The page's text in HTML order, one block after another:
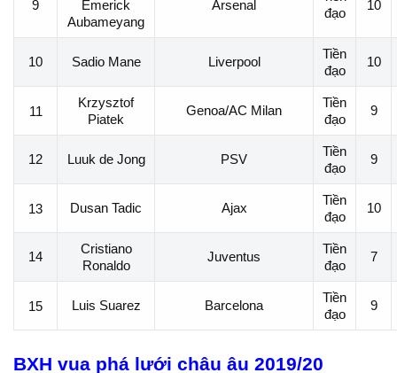
9
Emerick
Aubameyang
Arsenal
đạo
10
10 Sadio Mane Liverpool
Tiền
đạo
10
11
Krzysztof
Piatek
Genoa/AC Milan
Tiền
đạo
9
12 Luuk de Jong PSV
Tiền
đạo
9
13 Dusan Tadic Ajax
Tiền
đạo
10
14
Cristiano
Ronaldo
Juventus
Tiền
đạo
7
15 Luis Suarez Barcelona
Tiền
đạo
9
BXH vua phá lưới châu âu 2019/20